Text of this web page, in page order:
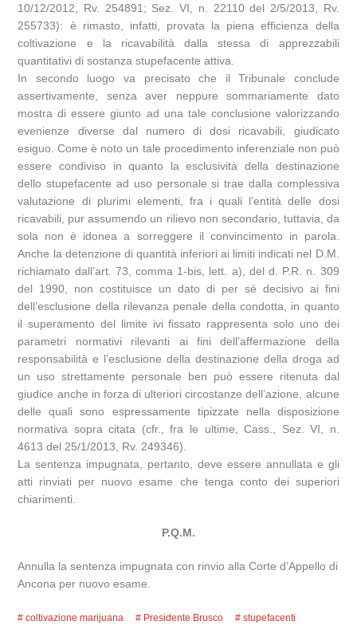
10/12/2012, Rv. 254891; Sez. VI, n. 22110 del 2/5/2013, Rv.
255733): è rimasto, infatti, provata la piena efficienza della
coltivazione e la ricavabilità dalla stessa di apprezzabili
quantitativi di sostanza stupefacente attiva.
In secondo luogo va precisato che il Tribunale conclude
assertivamente, senza aver neppure sommariamente dato
mostra di essere giunto ad una tale conclusione valorizzando
evenienze diverse dal numero di dosi ricavabili, giudicato
esiguo. Come è noto un tale procedimento inferenziale non può
essere condiviso in quanto la esclusività della destinazione
dello stupefacente ad uso personale si trae dalla complessiva
valutazione di plurimi elementi, fra i quali l’entità delle dosi
ricavabili, pur assumendo un rilievo non secondario, tuttavia, da
sola non è idonea a sorreggere il convincimento in parola.
Anche la detenzione di quantità inferiori ai limiti indicati nel D.M.
richiamato dall’art. 73, comma 1-bis, lett. a), del d. P.R. n. 309
del 1990, non costituisce un dato di per sé decisivo ai fini
dell’esclusione della rilevanza penale della condotta, in quanto
il superamento del limite ivi fissato rappresenta solo uno dei
parametri normativi rilevanti ai fini dell’affermazione della
responsabilità e l’esclusione della destinazione della droga ad
un uso strettamente personale ben può essere ritenuta dal
giudice anche in forza di ulteriori circostanze dell’azione, alcune
delle quali sono espressamente tipizzate nella disposizione
normativa sopra citata (cfr., fra le ultime, Cass., Sez. VI, n.
4613 del 25/1/2013, Rv. 249346).
La sentenza impugnata, pertanto, deve essere annullata e gli
atti rinviati per nuovo esame che tenga conto dei superiori
chiarimenti.
P.Q.M.
Annulla la sentenza impugnata con rinvio alla Corte d’Appello di
Ancona per nuovo esame.
coltivazione marijuana Presidente Brusco stupefacenti